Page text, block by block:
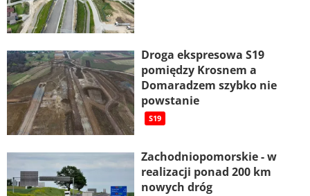
Droga ekspresowa S19
pomiędzy Krosnem a
Domaradzem szybko nie
powstanie
S19
Zachodniopomorskie - w
realizacji ponad 200 km
nowych dróg